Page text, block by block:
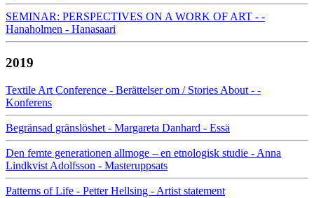
SEMINAR: PERSPECTIVES ON A WORK OF ART - -
Hanaholmen - Hanasaari
2019
Textile Art Conference - Berättelser om / Stories About - -
Konferens
Begränsad gränslöshet - Margareta Danhard - Essä
Den femte generationen allmoge – en etnologisk studie - Anna
Lindkvist Adolfsson - Masteruppsats
Patterns of Life - Petter Hellsing - Artist statement